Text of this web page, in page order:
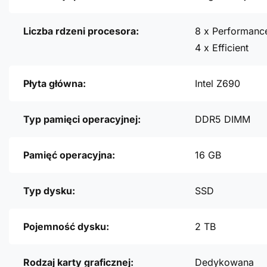
Liczba rdzeni procesora:
8 x
4 x Efficient
Płyta główna: Intel Z690
Typ pamięci operacyjnej: DDR5 DIMM
Pamięć operacyjna: 16 GB
Typ dysku: SSD
Pojemność dysku: 2 TB
Rodzaj karty graficznej: Dedykowana